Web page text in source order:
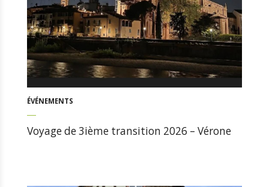
ÉVÉNEMENTS
Voyage de 3ième transition 2026 – Vérone